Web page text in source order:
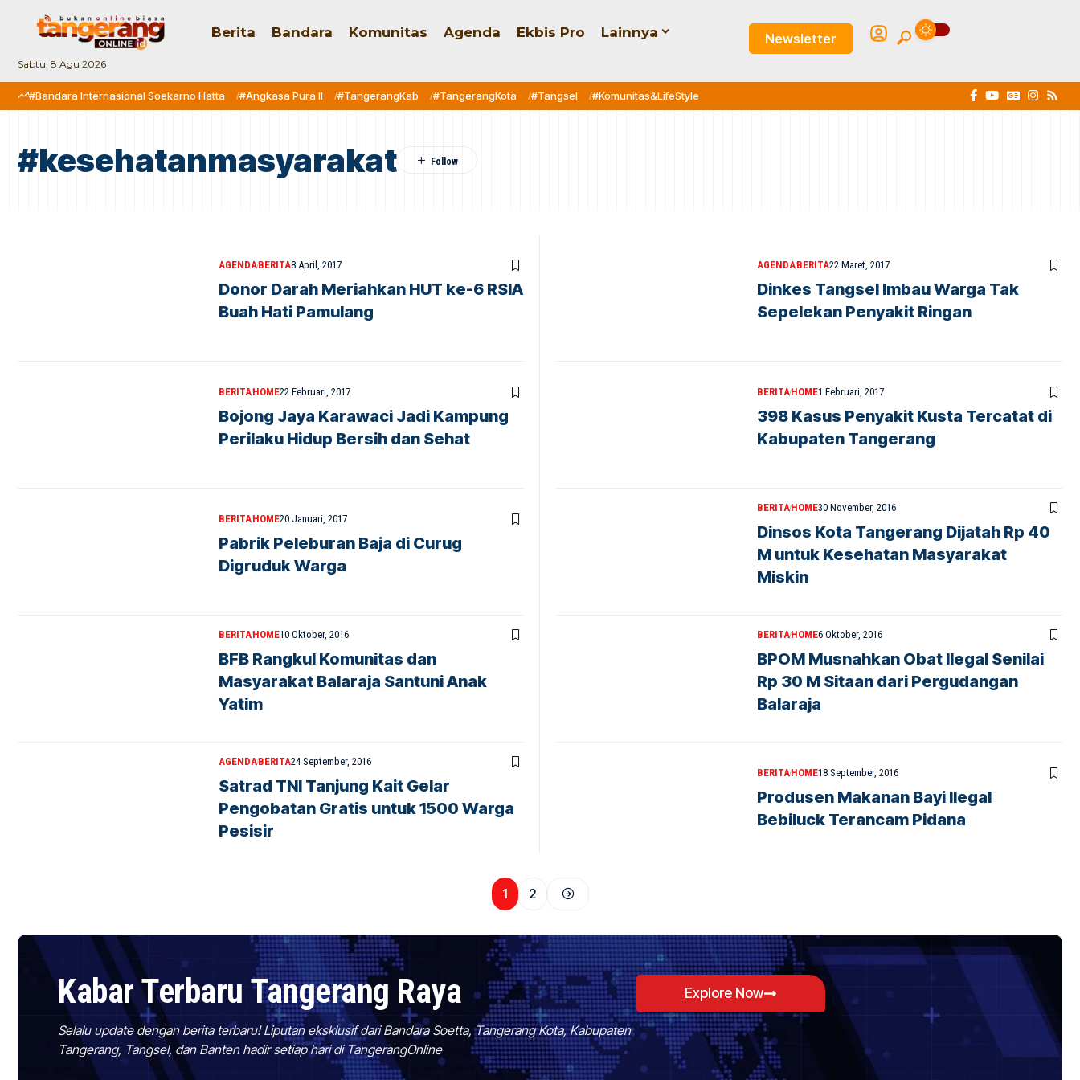
Sabtu, 8 Agu 2026
Berita Bandara Komunitas Agenda Ekbis Pro Lainnya Newsletter
#Bandara Internasional Soekarno Hatta #Angkasa Pura II #TangerangKab #TangerangKota #Tangsel #Komunitas&LifeStyle
#kesehatanmasyarakat
AGENDABERITA8 April, 2017
Donor Darah Meriahkan HUT ke-6 RSIA
Buah Hati Pamulang
AGENDABERITA22 Maret, 2017
Dinkes Tangsel Imbau Warga Tak
Sepelekan Penyakit Ringan
BERITAHOME22 Februari, 2017
Bojong Jaya Karawaci Jadi Kampung
Perilaku Hidup Bersih dan Sehat
BERITAHOME1 Februari, 2017
398 Kasus Penyakit Kusta Tercatat di
Kabupaten Tangerang
BERITAHOME20 Januari, 2017
Pabrik Peleburan Baja di Curug
Digruduk Warga
BERITAHOME30 November, 2016
Dinsos Kota Tangerang Dijatah Rp 40
M untuk Kesehatan Masyarakat
Miskin
BERITAHOME10 Oktober, 2016
BFB Rangkul Komunitas dan
Masyarakat Balaraja Santuni Anak
Yatim
BERITAHOME6 Oktober, 2016
BPOM Musnahkan Obat Ilegal Senilai
Rp 30 M Sitaan dari Pergudangan
Balaraja
AGENDABERITA24 September, 2016
Satrad TNI Tanjung Kait Gelar
Pengobatan Gratis untuk 1500 Warga
Pesisir
BERITAHOME18 September, 2016
Produsen Makanan Bayi Ilegal
Bebiluck Terancam Pidana
1 2
Kabar Terbaru Tangerang Raya
Selalu update dengan berita terbaru! Liputan eksklusif dari Bandara Soetta, Tangerang Kota, Kabupaten
Tangerang, Tangsel, dan Banten hadir setiap hari di TangerangOnline
Explore Now